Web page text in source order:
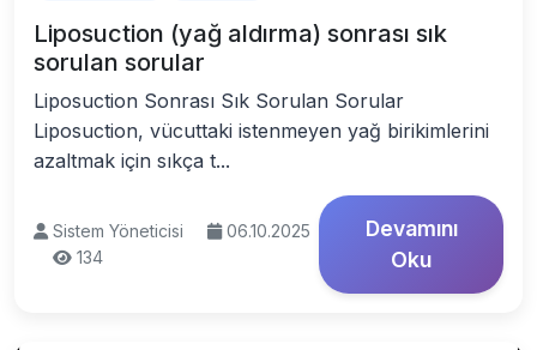
Liposuction (yağ aldırma) sonrası sık
sorulan sorular
Liposuction Sonrası Sık Sorulan Sorular
Liposuction, vücuttaki istenmeyen yağ birikimlerini
azaltmak için sıkça t...
Sistem Yöneticisi
06.10.2025
134
Devamını
Oku